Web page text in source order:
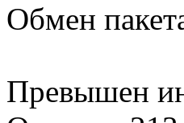
Обмен
Превышен